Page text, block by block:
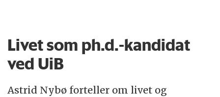
Livet som ph.d.-kandidat
ved UiB
Astrid Nybø forteller om livet og